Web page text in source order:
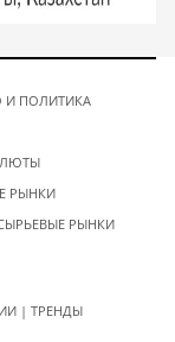
И ПОЛИТИКА
РЫНКИ
РЫНКИ
| ТРЕНДЫ